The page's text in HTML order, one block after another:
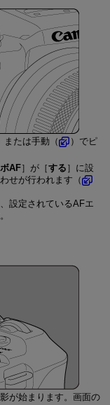
または手動（
）でピ
AF］が［する ］に設
せが行われます（
設定されているAFエ
が始まります。画面の